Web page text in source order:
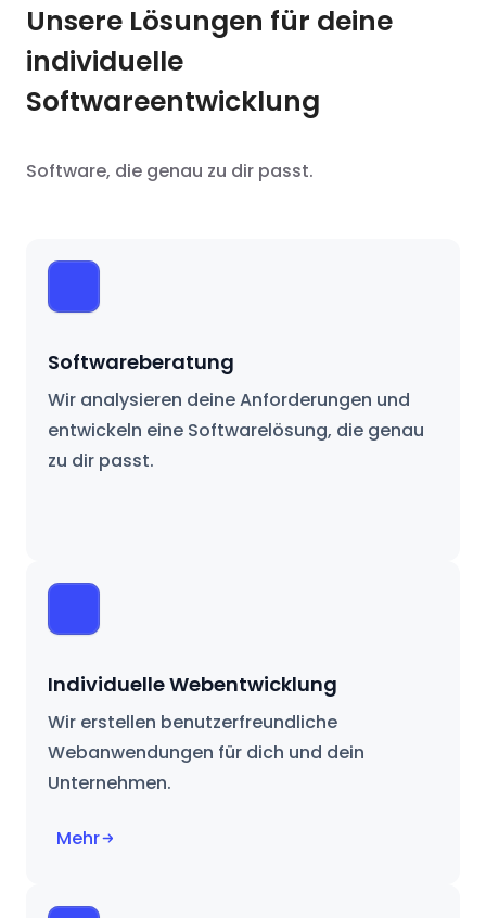
Unsere Lösungen für deine
individuelle
Softwareentwicklung
Software, die genau zu dir passt.
Softwareberatung
Wir analysieren deine Anforderungen und
entwickeln eine Softwarelösung, die genau
zu dir passt.
Individuelle Webentwicklung
Wir erstellen benutzerfreundliche
Webanwendungen für dich und dein
Unternehmen.
Mehr